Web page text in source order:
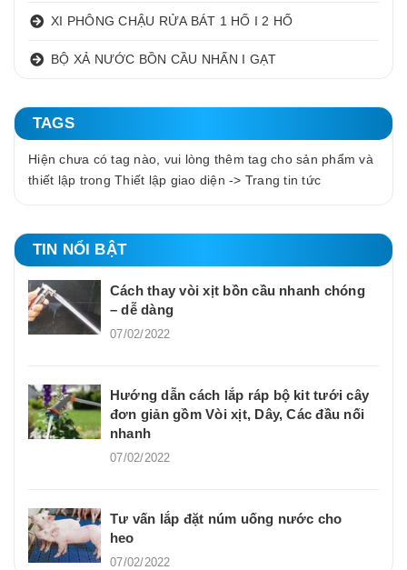
XI PHÔNG CHẬU RỬA BÁT 1 HỐ I 2 HỐ
BỘ XẢ NƯỚC BỒN CẦU NHẤN I GẠT
TAGS
Hiện chưa có tag nào, vui lòng thêm tag cho sản phẩm và
thiết lập trong Thiết lập giao diện -> Trang tin tức
TIN NỔI BẬT
Cách thay vòi xịt bồn cầu nhanh chóng
– dễ dàng
07/02/2022
Hướng dẫn cách lắp ráp bộ kit tưới cây
đơn giản gồm Vòi xịt, Dây, Các đầu nối
nhanh
07/02/2022
Tư vấn lắp đặt núm uống nước cho
heo
07/02/2022